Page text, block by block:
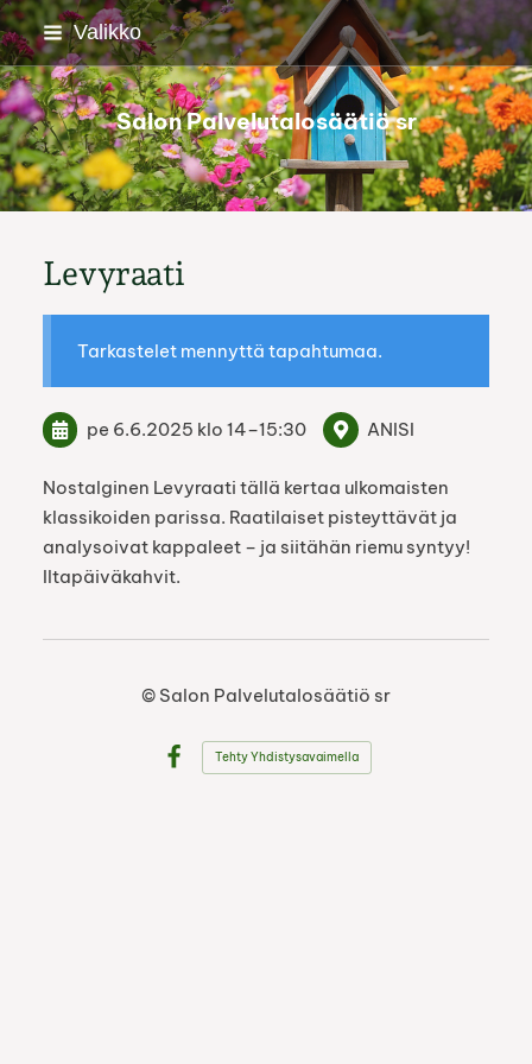
Siirry
sivun
sisältöön
Valikko
Salon Palvelutalosäätiö sr
Levyraati
Tarkastelet mennyttä tapahtumaa.
pe 6.6.2025 klo 14–15:30 ANISI
Nostalginen Levyraati tällä kertaa ulkomaisten
klassikoiden parissa. Raatilaiset pisteyttävät ja
analysoivat kappaleet – ja siitähän riemu syntyy!
Iltapäiväkahvit.
© Salon Palvelutalosäätiö sr
Tehty Yhdistysavaimella